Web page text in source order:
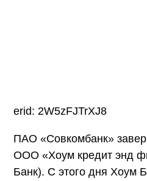
erid: 2W5zFJTrXJ8
ПАО «Совкомбанк»
ООО «Хоум кредит энд
Банк). С этого дня Хоум